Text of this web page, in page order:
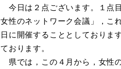
今日は２点ございます。１点
女性のネットワーク会議」，こ
日に開催することとしておりま
ております。
県では，この４月から，女性